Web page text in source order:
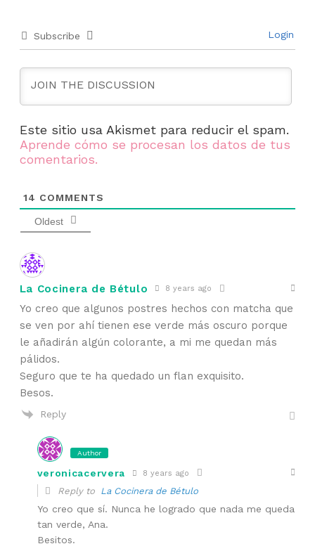
Subscribe Login
Este sitio usa Akismet para reducir el spam.
Aprende cómo se procesan los datos de tus
comentarios.
14 COMMENTS
Oldest
La Cocinera de Bétulo 8 years ago
Yo creo que algunos postres hechos con matcha que
se ven por ahí tienen ese verde más oscuro porque
le añadirán algún colorante, a mi me quedan más
pálidos.
Seguro que te ha quedado un flan exquisito.
Besos.
Reply
Author
veronicacervera 8 years ago
Reply to La Cocinera de Bétulo
Yo creo que sí. Nunca he logrado que nada me queda
tan verde, Ana.
Besitos.